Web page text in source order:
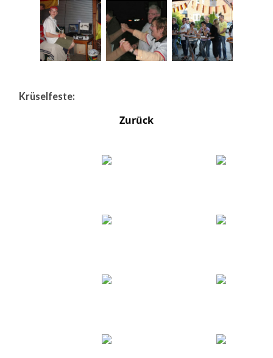
Krüselfeste:
Zurück